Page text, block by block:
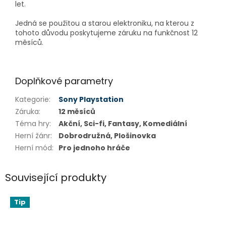
let.
Jedná se použitou a starou elektroniku, na kterou z
tohoto důvodu poskytujeme záruku na funkčnost 12
měsíců.
Doplňkové parametry
Kategorie:
Sony Playstation
Záruka:
12 měsíců
Téma hry:
Akční, Sci-fi, Fantasy, Komediální
Herní žánr:
Dobrodružná, Plošinovka
Herní mód: Pro jednoho hráče
Související produkty
Tip